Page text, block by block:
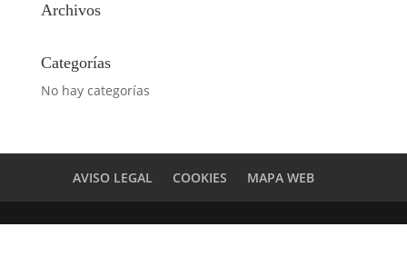
Archivos
Categorías
No hay categorías
AVISO LEGAL COOKIES MAPA WEB